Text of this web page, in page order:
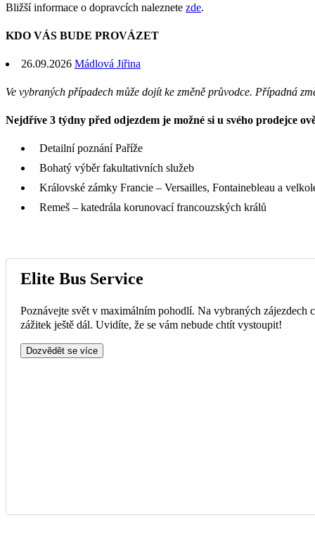
Bližší informace o dopravcích naleznete zde.
KDO VÁS BUDE PROVÁZET
26.09.2026 Mádlová Jiřina
Ve vybraných případech může dojít ke změně průvodce. Případná
Nejdříve 3 týdny před odjezdem je možné si u svého prodejce
Detailní poznání Paříže
Bohatý výběr fakultativních služeb
Královské zámky Francie – Versailles, Fontainebleau a
Remeš – katedrála korunovací francouzských králů
Elite Bus Service
Poznávejte svět v maximálním pohodlí. Na vybraných zájezdech
zážitek ještě dál. Uvidíte, že se vám nebude chtít vystoupit!
Dozvědět se více